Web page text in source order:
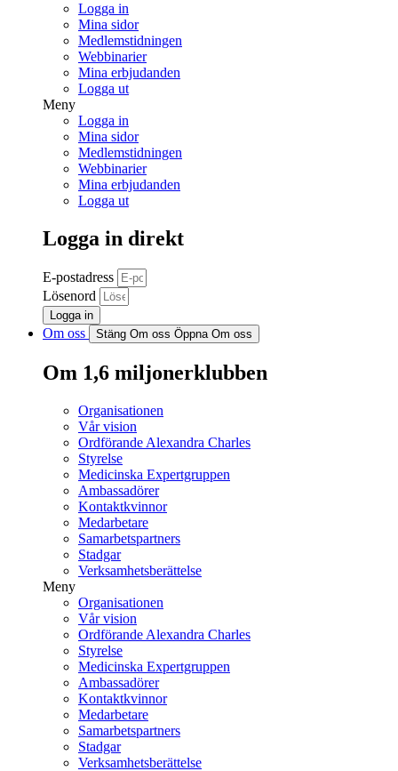
Logga in
Mina sidor
Medlemstidningen
Webbinarier
Mina erbjudanden
Logga ut
Meny
Logga in
Mina sidor
Medlemstidningen
Webbinarier
Mina erbjudanden
Logga ut
Logga in direkt
E-postadress
Lösenord
Logga in
Om oss Stäng Om oss Öppna Om oss
Om 1,6 miljonerklubben
Organisationen
Vår vision
Ordförande Alexandra Charles
Styrelse
Medicinska Expertgruppen
Ambassadörer
Kontaktkvinnor
Medarbetare
Samarbetspartners
Stadgar
Verksamhetsberättelse
Meny
Organisationen
Vår vision
Ordförande Alexandra Charles
Styrelse
Medicinska Expertgruppen
Ambassadörer
Kontaktkvinnor
Medarbetare
Samarbetspartners
Stadgar
Verksamhetsberättelse